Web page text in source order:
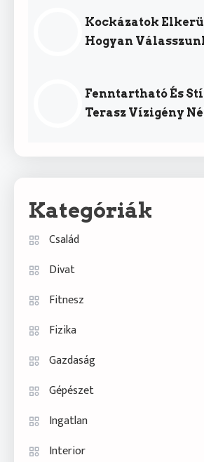
Kockázatok
Hogyan
Fenntartható És
Terasz Vízigény
Kategóriák
Család
Divat
Fitnesz
Fizika
Gazdaság
Gépészet
Ingatlan
Interior